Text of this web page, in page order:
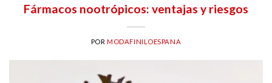
Fármacos nootrópicos: ventajas y riesgos
PORMODAFINILOESPANA